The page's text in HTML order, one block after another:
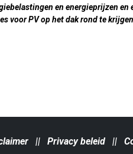
en energieprijzen en
voor PV op het dak rond te
|| Privacy beleid ||